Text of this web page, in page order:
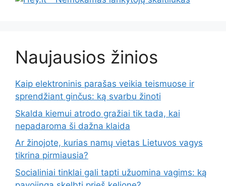
Naujausios žinios
Kaip elektroninis parašas veikia teismuose ir
sprendžiant ginčus: ką svarbu žinoti
Skalda kiemui atrodo gražiai tik tada, kai
nepadaroma ši dažna klaida
Ar žinojote, kurias namų vietas Lietuvos vagys
tikrina pirmiausia?
Socialiniai tinklai gali tapti užuomina vagims: ką